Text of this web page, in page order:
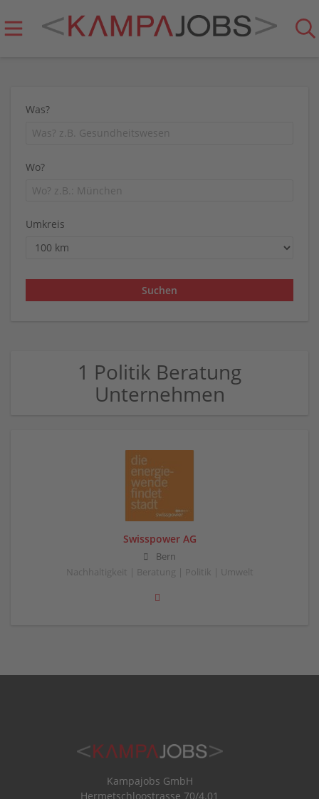
Was?
Wo?
Umkreis
1 Politik Beratung
Unternehmen
Swisspower AG
Bern
Nachhaltigkeit | Beratung | Politik | Umwelt
Kampajobs GmbH
Hermetschloostrasse 70/4.01